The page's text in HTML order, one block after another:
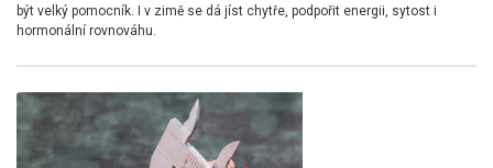
být velký pomocník. I v zimě se dá jíst chytře, podpořit energii, sytost i
hormonální rovnováhu.